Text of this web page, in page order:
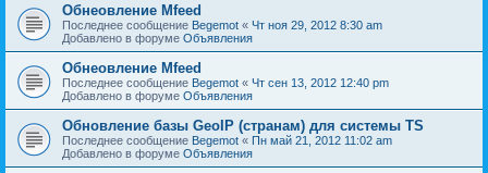
Обнеовление Mfeed
Последнее сообщение Begemot « Чт ноя 29, 2012 8:30 am
Добавлено в форуме Объявления
Обнеовление Mfeed
Последнее сообщение Begemot « Чт сен 13, 2012 12:40 pm
Добавлено в форуме Объявления
Обновление базы GeoIP (странам) для системы TS
Последнее сообщение Begemot « Пн май 21, 2012 11:02 am
Добавлено в форуме Объявления